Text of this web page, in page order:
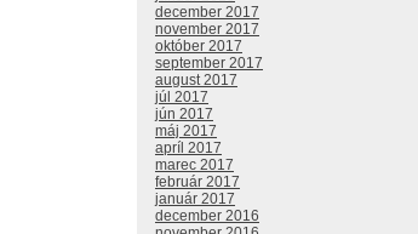
december 2017
november 2017
október 2017
september 2017
august 2017
júl 2017
jún 2017
máj 2017
apríl 2017
marec 2017
február 2017
január 2017
december 2016